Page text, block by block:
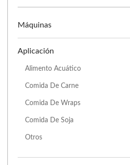
Máquinas
Aplicación
Alimento Acuático
Comida De Carne
Comida De Wraps
Comida De Soja
Otros